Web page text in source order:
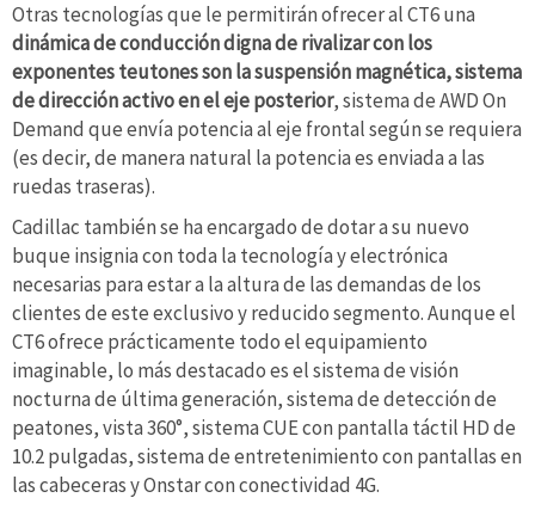
Otras tecnologías que le permitirán ofrecer al CT6 una
dinámica de conducción digna de rivalizar con los
exponentes teutones son la suspensión magnética, sistema
de dirección activo en el eje posterior, sistema de AWD On
Demand que envía potencia al eje frontal según se requiera
(es decir, de manera natural la potencia es enviada a las
ruedas traseras).
Cadillac también se ha encargado de dotar a su nuevo
buque insignia con toda la tecnología y electrónica
necesarias para estar a la altura de las demandas de los
clientes de este exclusivo y reducido segmento. Aunque el
CT6 ofrece prácticamente todo el equipamiento
imaginable, lo más destacado es el sistema de visión
nocturna de última generación, sistema de detección de
peatones, vista 360°, sistema CUE con pantalla táctil HD de
10.2 pulgadas, sistema de entretenimiento con pantallas en
las cabeceras y Onstar con conectividad 4G.